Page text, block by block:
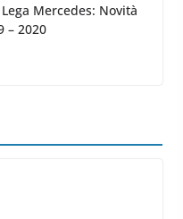
(2019)
2019 1 min read
7 min read